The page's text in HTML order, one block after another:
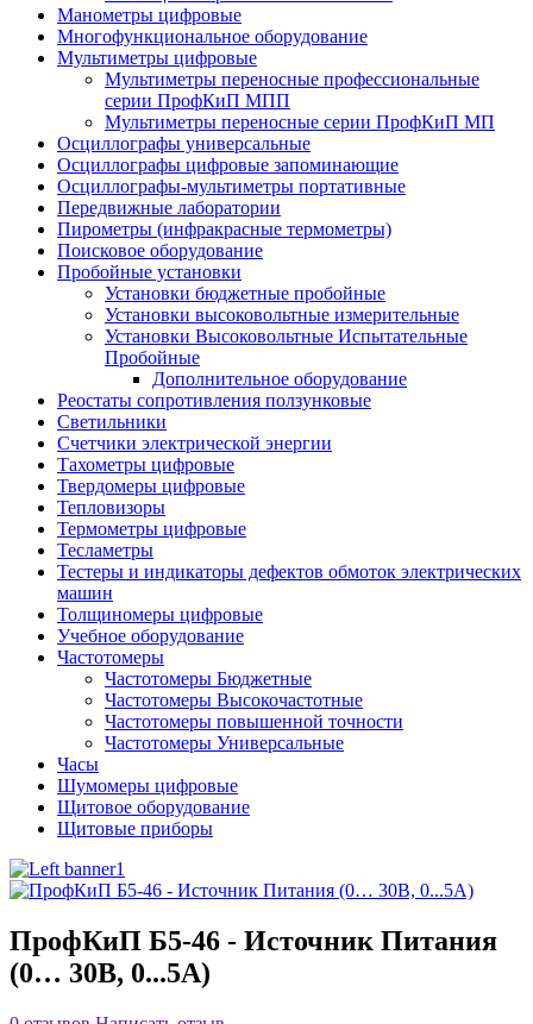
Манометры цифровые
Многофункциональное оборудование
Мультиметры цифровые
Мультиметры переносные профессиональные
серии ПрофКиП МПП
Мультиметры переносные серии ПрофКиП МП
Осциллографы универсальные
Осциллографы цифровые запоминающие
Осциллографы-мультиметры портативные
Передвижные лаборатории
Пирометры (инфракрасные термометры)
Поисковое оборудование
Пробойные установки
Установки бюджетные пробойные
Установки высоковольтные измерительные
Установки Высоковольтные Испытательные
Пробойные
Дополнительное оборудование
Реостаты сопротивления ползунковые
Светильники
Счетчики электрической энергии
Тахометры цифровые
Твердомеры цифровые
Тепловизоры
Термометры цифровые
Тесламетры
Тестеры и индикаторы дефектов обмоток электрических
машин
Толщиномеры цифровые
Учебное оборудование
Частотомеры
Частотомеры Бюджетные
Частотомеры Высокочастотные
Частотомеры повышенной точности
Частотомеры Универсальные
Часы
Шумомеры цифровые
Щитовое оборудование
Щитовые приборы
ПрофКиП Б5-46 - Источник Питания
(0… 30В, 0...5А)